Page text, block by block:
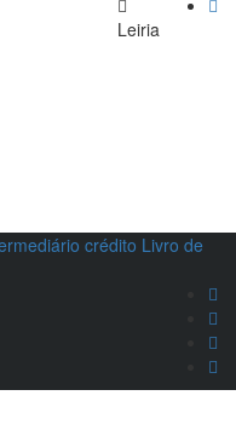
Leiria
crédito Livro de